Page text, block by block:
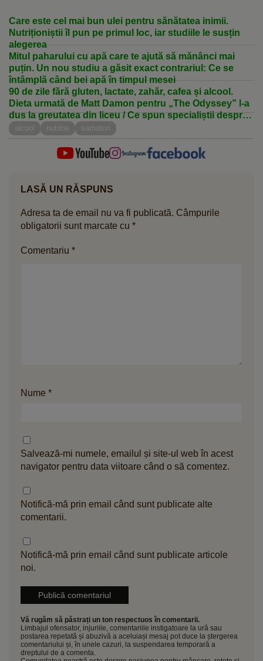
Care este cel mai bun ulei pentru sănătatea inimii.
Nutriționiștii îl pun pe primul loc, iar studiile le susțin
alegerea
Mitul paharului cu apă care te ajută să mănânci mai
puțin. Un nou studiu a găsit exact contrariul: Ce se
întâmplă când bei apă în timpul mesei
90 de zile fără gluten, lactate, zahăr, cafea și alcool.
Dieta urmată de Matt Damon pentru „The Odyssey” l-a
dus la greutatea din liceu / Ce spun specialiștii despre
curele de „curățare” a intestinului
alcool nutritie sarbatori
LASĂ UN RĂSPUNS
Adresa ta de email nu va fi publicată. Câmpurile
obligatorii sunt marcate cu *
Comentariu *
Nume *
Salvează-mi numele, emailul și site-ul web în acest
navigator pentru data viitoare când o să comentez.
Notifică-mă prin email când sunt publicate alte
comentarii.
Notifică-mă prin email când sunt publicate articole
noi.
Vă rugăm să păstrați un ton respectuos în comentarii.
Limbajul ofensator, injuriile, comentariile instigatoare la ură sau
postarea repetată și abuzivă a aceluiași mesaj pot duce la ștergerea
comentariului și, în unele cazuri, la suspendarea temporară a
dreptului de a comenta.